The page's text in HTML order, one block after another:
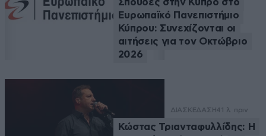
Σπουδές στην Κύπρο στο
Ευρωπαϊκό Πανεπιστήμιο
Κύπρου: Συνεχίζονται οι
αιτήσεις για τον Οκτώβριο
2026
ΔΙΑΣΚΕΔΑΣΗ41 λ. πριν
Κώστας Τριανταφυλλίδης: Η